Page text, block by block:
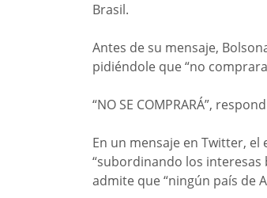
Brasil.
Antes de su mensaje,
pidiéndole que “no
“NO SE COMPRARÁ”,
En un mensaje en Twitter, el
“subordinando los interesas
admite que “ningún país de